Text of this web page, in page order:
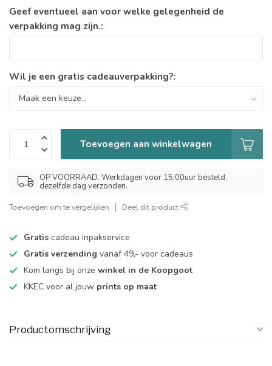
Geef eventueel aan voor welke gelegenheid de
verpakking mag zijn.:
Wil je een gratis cadeauverpakking?:
Toevoegen aan winkelwagen
OP VOORRAAD. Werkdagen voor 15:00uur besteld,
dezelfde dag verzonden.
Toevoegen om te vergelijken Deel dit product
Gratis cadeau inpakservice
Gratis verzending vanaf 49,- voor cadeaus
Kom langs bij onze winkel in de Koopgoot
KKEC voor al jouw prints op maat
Productomschrijving